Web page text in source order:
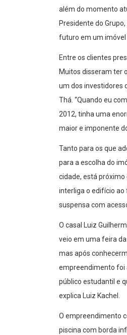
além do momento
Presidente do
futuro em um imóvel
Entre os clientes
Muitos disseram ter
um dos investidores
Thá. “Quando eu
2012, tinha uma
maior e imponente
Tanto para os que
para a escolha do
cidade, está
interliga o edifício ao
suspensa com
O casal Luiz
veio em uma feira
mas após
empreendimento foi
público estudantil e
explica Luiz Kachel.
O empreendimento
piscina com borda